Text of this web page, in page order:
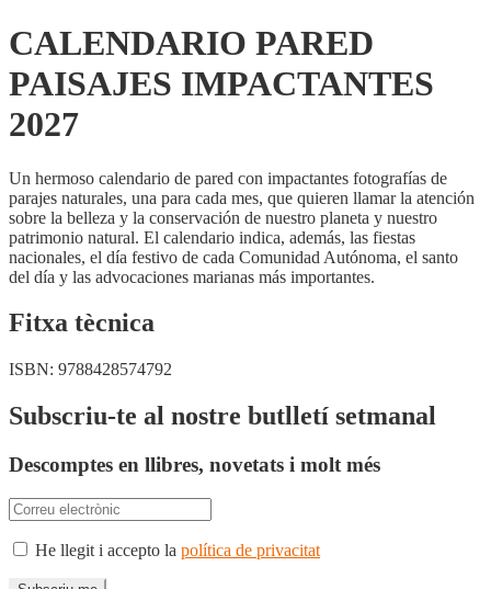
CALENDARIO PARED
PAISAJES IMPACTANTES
2027
Un hermoso calendario de pared con impactantes fotografías de
parajes naturales, una para cada mes, que quieren llamar la atención
sobre la belleza y la conservación de nuestro planeta y nuestro
patrimonio natural. El calendario indica, además, las fiestas
nacionales, el día festivo de cada Comunidad Autónoma, el santo
del día y las advocaciones marianas más importantes.
Fitxa tècnica
ISBN: 9788428574792
Subscriu-te al nostre butlletí setmanal
Descomptes en llibres, novetats i molt més
He llegit i accepto la política de privacitat